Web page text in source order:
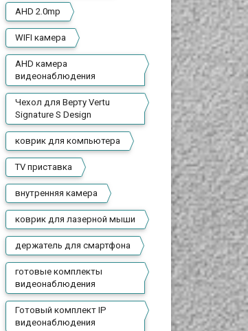
AHD 2.0mp
WIFI камера
AHD камера
видеонаблюдения
Чехол для Верту Vertu
Signature S Design
коврик для компьютера
TV приставка
внутренняя камера
коврик для лазерной мыши
держатель для смартфона
готовые комплекты
видеонаблюдения
Готовый комплект IP
видеонаблюдения